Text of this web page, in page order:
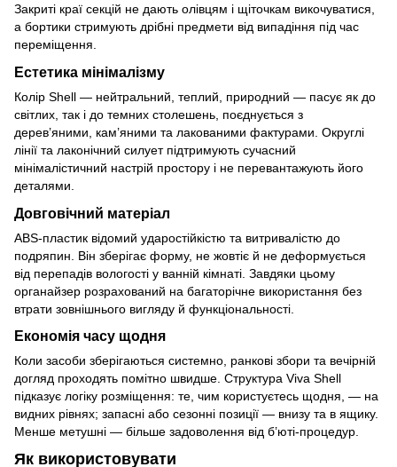
Закриті краї секцій не дають олівцям і щіточкам викочуватися,
а бортики стримують дрібні предмети від випадіння під час
переміщення.
Естетика мінімалізму
Колір Shell — нейтральний, теплий, природний — пасує як до
світлих, так і до темних столешень, поєднується з
дерев’яними, кам’яними та лакованими фактурами. Округлі
лінії та лаконічний силует підтримують сучасний
мінімалістичний настрій простору і не перевантажують його
деталями.
Довговічний матеріал
ABS-пластик відомий ударостійкістю та витривалістю до
подряпин. Він зберігає форму, не жовтіє й не деформується
від перепадів вологості у ванній кімнаті. Завдяки цьому
органайзер розрахований на багаторічне використання без
втрати зовнішнього вигляду й функціональності.
Економія часу щодня
Коли засоби зберігаються системно, ранкові збори та вечірній
догляд проходять помітно швидше. Структура Viva Shell
підказує логіку розміщення: те, чим користуєтесь щодня, — на
видних рівнях; запасні або сезонні позиції — внизу та в ящику.
Менше метушні — більше задоволення від б’юті-процедур.
Як використовувати